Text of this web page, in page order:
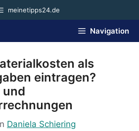
meinetipps24.de
Navigation
als
eintragen?
Daniela Schiering